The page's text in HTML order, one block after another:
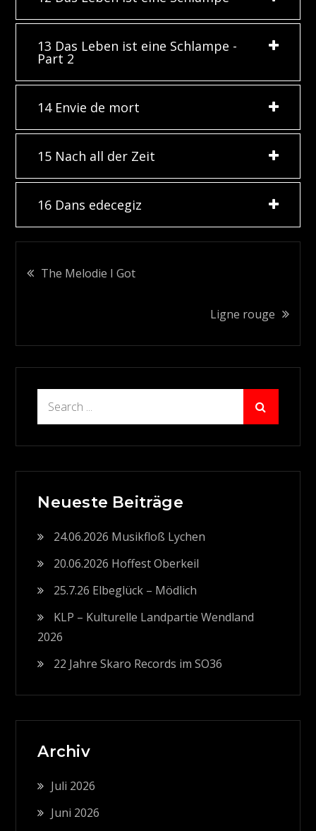
13 Das Leben ist eine Schlampe -
Part 2
14 Envie de mort
15 Nach all der Zeit
16 Dans edecegiz
Beitragsnavigation
The Melodie I Got
Ligne rouge
Neueste Beiträge
24.06.2026 Musikfloß Lychen
20.06.2026 Hoffest Oberkeil
25.7.26 Elbeglück – Mödlich
KLP – Kulturelle Landpartie Wendland
2026
22 Jahre Skaro Records im SO36
Archiv
Juli 2026
Juni 2026